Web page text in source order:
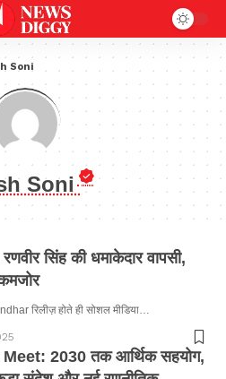
Soni
Soni
सिंह की धमाकेदार वापसी,
रिलीज़ होते ही सोशल मीडिया…
2030 तक आर्थिक सहयोग,